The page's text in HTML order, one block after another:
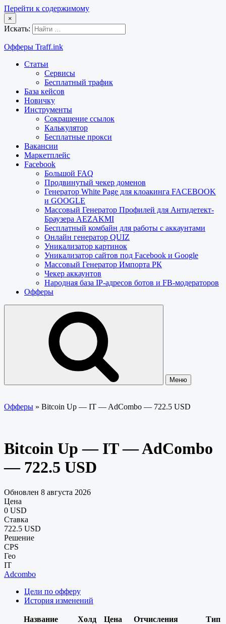
Перейти к содержимому
×
Искать:
Офферы Traff.ink
Статьи
Сервисы
Бесплатный трафик
База кейсов
Новичку
Инструменты
Сокращение ссылок
Калькулятор
Бесплатные прокси
Вакансии
Маркетплейс
Facebook
Большой FAQ
Продвинутый чекер доменов
Генератор White Page для клоакинга FACEBOOK
и GOOGLE
Массовый Генератор Профилей для Антидетект-
Браузера AEZAKMI
Бесплатный комбайн для работы с аккаунтами
Онлайн генератор QUIZ
Уникализатор картинок
Уникализатор сайтов под Facebook и Google
Массовый Генератор Импорта РК
Чекер аккаунтов
Народная база IP-адресов ботов и FB-модераторов
Офферы
Меню
Офферы » Bitcoin Up — IT — AdCombo — 722.5 USD
Bitcoin Up — IT — AdCombo
— 722.5 USD
Обновлен 8 августа 2026
Цена
0 USD
Ставка
722.5 USD
Решение
CPS
Гео
IT
Adcombo
Цели по офферу
История изменений
Название Холд Цена Отчисления
Тип